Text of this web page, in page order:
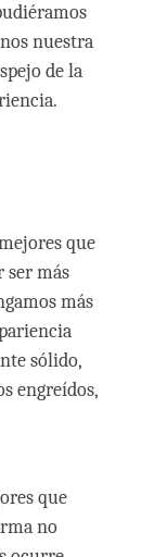
nuestra
de la
que
ser más
más
sólido,
engreídos,
que
no